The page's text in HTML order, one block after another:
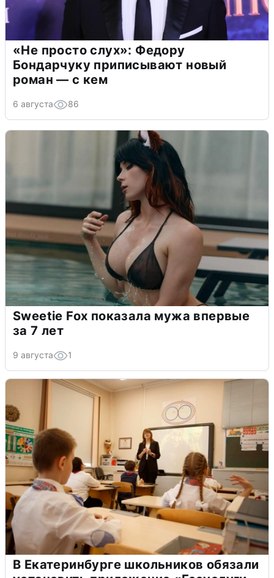
«Не просто слух»: Федору
Бондарчуку приписывают новый
роман — с кем
6 августа 86
Sweetie Fox показала мужа впервые
за 7 лет
9 августа 1
В Екатеринбурге школьников обязали